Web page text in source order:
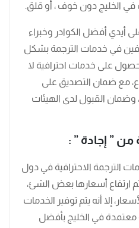
في الخليج دون خوف ، أو قلق.
أيدي أفضل الكوادر وخبراء
في خدمات الترجمة بشكل
على خدمات احترافية لا
مع ضمان التصديق على
القبول لدى الهيئات
” إجادة ” :
الترجمة الاحترافية في دول
ارتفاع أسعارها بعض الشئ،
إلا أنه يتم توفير الخدمات
في الخليج بأفضل